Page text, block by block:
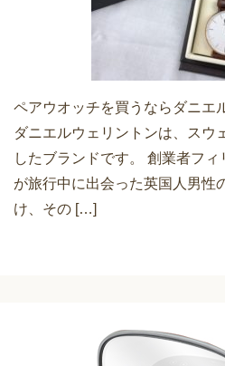
ペアウオッチを買うならダニエ
ダニエルウェリントンは、スウ
したブランドです。 創業者フ
が旅行中に出会った英国人男性
け、その […]